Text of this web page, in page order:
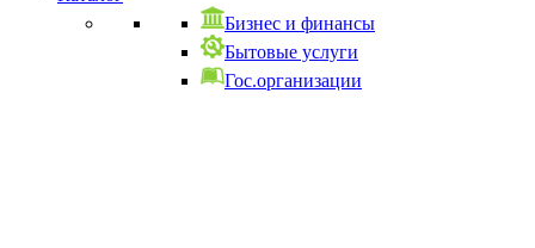
Бизнес и финансы
Бытовые услуги
Гос.организации